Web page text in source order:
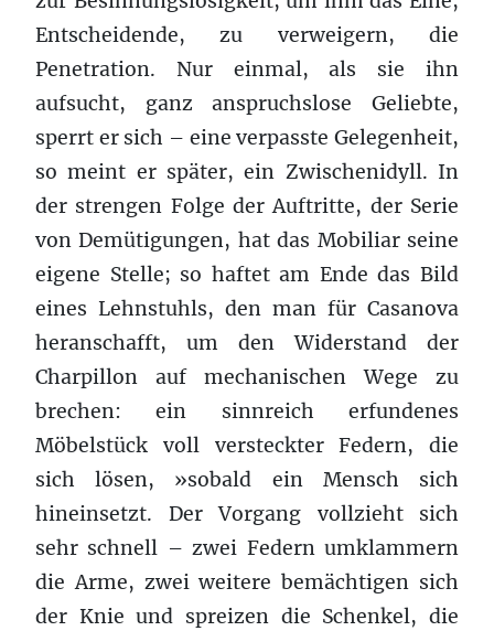
Entscheidende, zu verweigern, die
Penetration. Nur einmal, als sie ihn
aufsucht, ganz anspruchslose Geliebte,
sperrt er sich – eine verpasste Gelegenheit,
so meint er später, ein Zwischenidyll. In
der strengen Folge der Auftritte, der Serie
von Demütigungen, hat das Mobiliar seine
eigene Stelle; so haftet am Ende das Bild
eines Lehnstuhls, den man für Casanova
heranschafft, um den Widerstand der
Charpillon auf mechanischen Wege zu
brechen: ein sinnreich erfundenes
Möbelstück voll versteckter Federn, die
sich lösen, »sobald ein Mensch sich
hineinsetzt. Der Vorgang vollzieht sich
sehr schnell – zwei Federn umklammern
die Arme, zwei weitere bemächtigen sich
der Knie und spreizen die Schenkel, die